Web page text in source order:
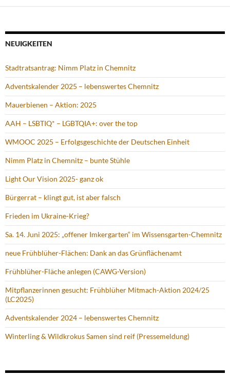
NEUIGKEITEN
Stadtratsantrag: Nimm Platz in Chemnitz
Adventskalender 2025 – lebenswertes Chemnitz
Mauerbienen – Aktion: 2025
AAH – LSBTIQ* – LGBTQIA+: over the top
WMOOC 2025 – Erfolgsgeschichte der Deutschen Einheit
Nimm Platz in Chemnitz – bunte Stühle
Light Our Vision 2025- ganz ok
Bürgerrat – klingt gut, ist aber falsch
Frieden im Ukraine-Krieg?
Sa. 14. Juni 2025: „offener Imkergarten“ im Wissensgarten-Chemnitz
neue Frühblüher-Flächen: Dank an das Grünflächenamt
Frühblüher-Fläche anlegen (CAWG-Version)
Mitpflanzerinnen gesucht: Frühblüher Mitmach-Aktion 2024/25
(LC2025)
Adventskalender 2024 – lebenswertes Chemnitz
Winterling & Wildkrokus Samen sind reif (Pressemeldung)